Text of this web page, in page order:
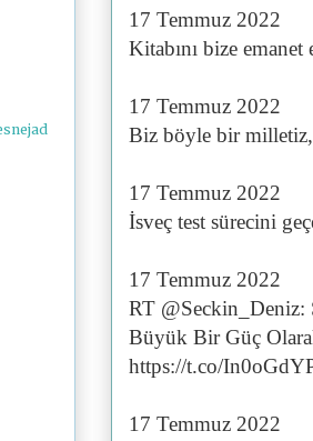
17 Temmuz 2022
Kitabını bize
17 Temmuz 2022
Biz böyle bir
17 Temmuz 2022
İsveç test sürecini
17 Temmuz 2022
RT
Büyük Bir Güç
https://t.co/
17 Temmuz 2022